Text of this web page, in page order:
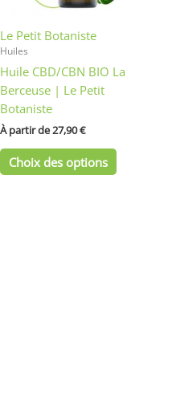
Le Petit Botaniste
Huiles
Huile CBD/CBN BIO La
Berceuse | Le Petit
Botaniste
À partir de 27,90€
Choix des options
la